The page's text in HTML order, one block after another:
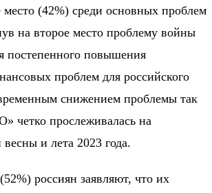
(42%) среди основных проблем
на второе место проблему войны
постепенного повышения
проблем для российского
снижением проблемы так
четко прослеживалась на
и лета 2023 года.
россиян заявляют, что их